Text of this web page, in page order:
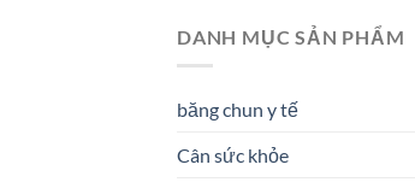
DANH MỤC SẢN PHẨM
băng chun y tế
Cân sức khỏe